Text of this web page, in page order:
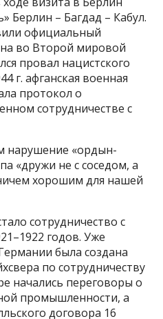
Берлин – Багдад – Кабул.
официальный
во Второй мировой
провал нацистского
г. афганская военная
протокол о
сотрудничестве с
нарушение «ордын-
«дружи не с соседом, а
хорошим для нашей
сотрудничество с
годов. Уже
была создана
по сотрудничеству
начались переговоры о
промышленности, а
договора 16